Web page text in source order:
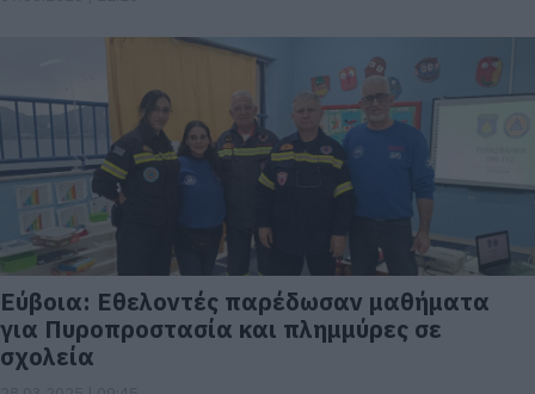
Εύβοια: Εθελοντές παρέδωσαν μαθήματα
για Πυροπροστασία και πλημμύρες σε
σχολεία